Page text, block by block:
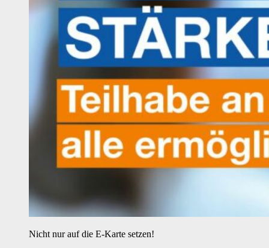
Nicht nur auf die E-Karte setzen!